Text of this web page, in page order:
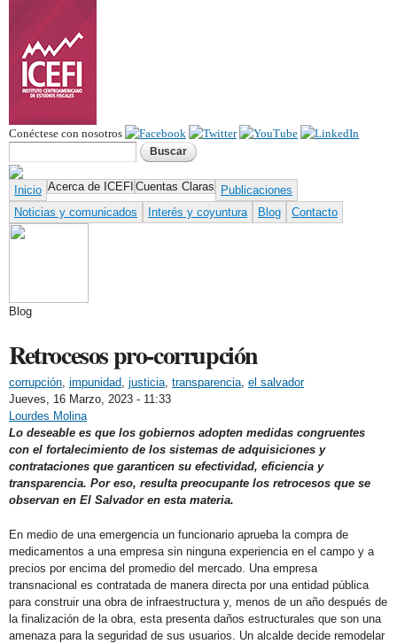
Conéctese con nosotros
Formulario de búsqueda
Inicio Acerca de ICEFI Cuentas Claras
Publicaciones
Noticias y comunicados
Interés y coyuntura Blog Contacto
Blog
Retrocesos pro-corrupción
corrupción impunidad justicia transparencia el salvador
Jueves, 16 Marzo, 2023 - 11:33
Lourdes Molina
Share on Facebook
Tweet Widget
Linkedin Share Button
Lo deseable es que los gobiernos adopten medidas congruentes
con el fortalecimiento de los sistemas de adquisiciones y
contrataciones que garanticen su efectividad, eficiencia y
transparencia. Por eso, resulta preocupante los retrocesos que se
observan en El Salvador en esta materia.
En medio de una emergencia un funcionario aprueba la compra de
medicamentos a una empresa sin ninguna experiencia en el campo y a
precios por encima del promedio del mercado. Una empresa
transnacional es contratada de manera directa por una entidad pública
para construir una obra de infraestructura y, menos de un año después de
la finalización de la obra, esta presenta daños estructurales que son una
amenaza para la seguridad de sus usuarios. Un alcalde decide remodelar